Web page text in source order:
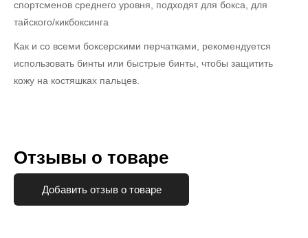
спортсменов среднего уровня, подходят для бокса, для
тайского/кикбоксинга
Как и со всеми боксерскими перчатками, рекомендуется
использовать бинты или быстрые бинты, чтобы защитить
кожу на костяшках пальцев.
Отзывы о товаре
Добавить отзыв о товаре